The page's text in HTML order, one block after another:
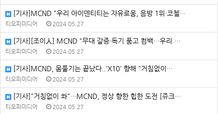
[기사]MCND "우리 아이덴티티는 자유로움, 음방 1위·코첼…
티오피미디어 2024.05.27
[기사][조이人] MCND "무대 갈증·독기 품고 컴백…우리 …
티오피미디어 2024.05.27
[기사]MCND, 몸풀기는 끝났다..'X10' 향해 "거침없이…
티오피미디어 2024.05.27
[기사]"거침없이 쏴"…MCND, 정상 향한 힙한 도전 [쥬크…
티오피미디어 2024.05.27